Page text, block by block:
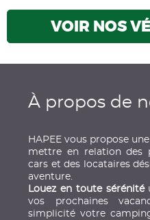
VOIR NOS
À propos de
HAPEE vous propose
mettre en relation des
cars et des locataires
aventure.
Louez en toute sérénité
vos prochaines
simplicité votre